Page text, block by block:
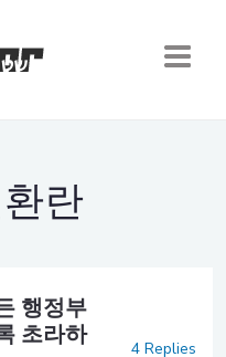
란
행정부
초라하
4 Replies